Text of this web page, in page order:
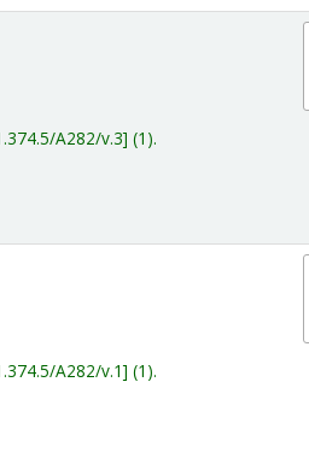
A282/v.3 (1).
A282/v.1 (1).